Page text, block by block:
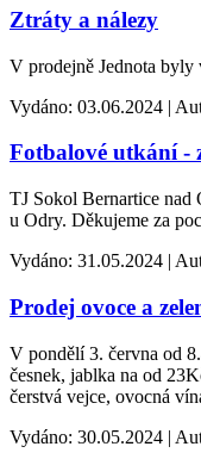
Ztráty a nálezy
V prodejně Jednota byly
Vydáno: 03.06.2024 |
Fotbalové utkání -
TJ Sokol Bernartice nad
u Odry. Děkujeme za
Vydáno: 31.05.2024 |
Prodej ovoce a
V pondělí 3. června od
česnek, jablka na od
čerstvá vejce, ovocná
Vydáno: 30.05.2024 |